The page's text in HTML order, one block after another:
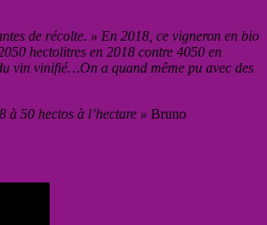
de récolte. » En 2018, ce vigneron en bio
hectolitres en 2018 contre 4050 en
vin vinifié…On a quand même pu avec des
à 50 hectos à l’hectare » Bruno